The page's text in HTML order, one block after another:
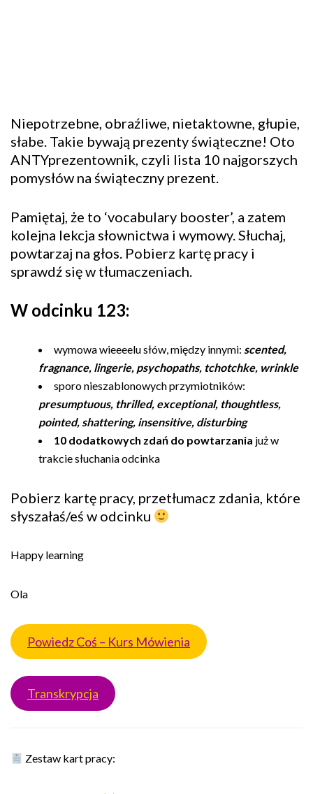
Niepotrzebne, obraźliwe, nietaktowne, głupie,
słabe. Takie bywają prezenty świąteczne! Oto
ANTYprezentownik, czyli lista 10 najgorszych
pomysłów na świąteczny prezent.
Pamiętaj, że to ‘vocabulary booster’, a zatem
kolejna lekcja słownictwa i wymowy. Słuchaj,
powtarzaj na głos. Pobierz kartę pracy i
sprawdź się w tłumaczeniach.
W odcinku 123:
wymowa wieeeelu słów, między innymi: scented,
fragnance, lingerie, psychopaths, tchotchke, wrinkle
sporo nieszablonowych przymiotników:
presumptuous, thrilled, exceptional, thoughtless,
pointed, shattering, insensitive, disturbing
10 dodatkowych zdań do powtarzania już w
trakcie słuchania odcinka
Pobierz kartę pracy, przetłumacz zdania, które
słyszałaś/eś w odcinku
Happy learning
Ola
Powiedz Coś – Kurs Mówienia
Transkrypcja
Zestaw kart pracy: